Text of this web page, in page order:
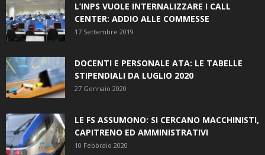
L’INPS VUOLE INTERNALIZZARE I CALL
CENTER: ADDIO ALLE COMMESSE
17 Settembre 2019
DOCENTI E PERSONALE ATA: LE TABELLE
STIPENDIALI DA LUGLIO 2020
27 Gennaio 2020
LE FS ASSUMONO: SI CERCANO MACCHINISTI,
CAPITRENO ED AMMINISTRATIVI
10 Febbraio 2020